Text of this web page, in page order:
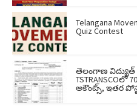
Telangana
Quiz Contest
తెలంగాణ విద్యుత్
TSTRANSCOలో
అకౌంట్స్, ఇతర